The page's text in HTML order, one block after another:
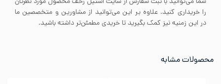
را خریداری کنید. علاوه بر این می‌توانید از مشاورین و متخصصین ما
در این زمنیه نیز کمک بگیرید تا خریدی مطمئن‌تر داشته باشید.
محصولات مشابه